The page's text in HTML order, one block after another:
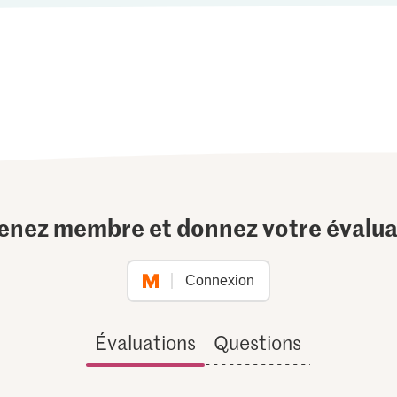
membre et donnez votre
Connexion
Évaluations Questions